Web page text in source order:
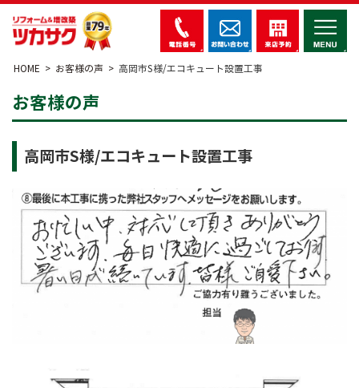
HOME お客様の声 高岡市S様/エコキュート設置工事
お客様の声
高岡市S様/エコキュート設置工事